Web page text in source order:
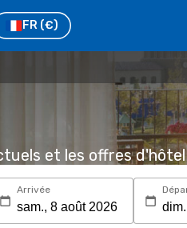
FR (€)
et les offres d'hôtel
Arrivée